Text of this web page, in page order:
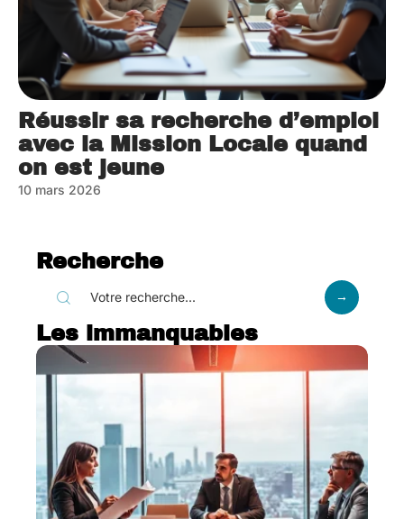
Réussir sa recherche d’emploi
avec la Mission Locale quand
on est jeune
10 mars 2026
Recherche
Les immanquables